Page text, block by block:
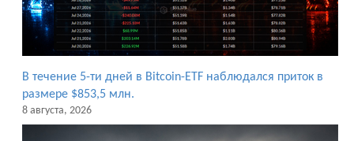
В течение 5-ти дней в Bitcoin-ETF наблюдался приток в
размере $853,5 млн.
8 августа, 2026